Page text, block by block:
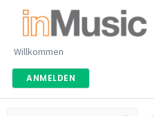
Willkommen
ANMELDEN